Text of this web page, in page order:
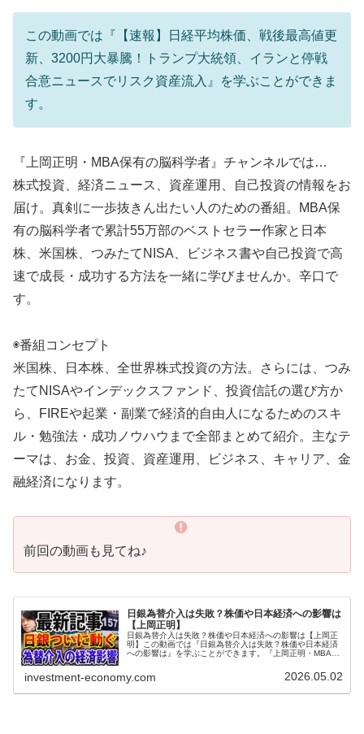
この動画では『【速報】日経平均株価、戦後最高値更
新、3200円大暴騰！トランプ大統領、イランと停戦
合意ニュースでリスク資産流入』を学ぶことができま
す。
『上岡正明・MBA保有の脳科学者』チャンネルでは…
株式投資、経済ニュース、資産運用、自己投資の情報をお
届け。真剣に一歩抜きん出たい人のための番組。MBA保
有の脳科学者で累計55万部のベストセラー作家と日本
株、米国株、つみたてNISA、ビジネス書や自己投資で高
速で成長・成功する方法を一緒に学びませんか。辛口で
す。
◉番組コンセプト
米国株、日本株、全世界株式投資の方法。さらには、つみ
たてNISAやインデックスファンド、投資信託の選び方か
ら、FIREや起業・副業で経済的自由人になるためのスキ
ル・勉強法・成功ノウハウまで全部まとめて紹介。主なテ
ーマは、お金、投資、資産運用、ビジネス、キャリア、金
融経済になります。
前回の動画も見てね♪
日銀為替介入は失敗？株価や日本経済への影響は
【上岡正明】
日銀為替介入は失敗？株価や日本経済への影響は【上岡正
明】この動画では『日銀為替介入は失敗？株価や日本経済
への影響は』を学ぶことができます。『上岡正明・MBA保
investment-economy.com 2026.05.02